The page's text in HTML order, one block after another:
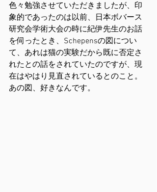
色々勉強させていただきましたが、印
象的であったのは以前、日本ボバース
研究会学術大会の時に紀伊先生のお話
を伺ったとき、Schepensの図につい
て、あれは猫の実験だから既に否定さ
れたとの話をされていたのですが、現
在はやはり見直されているとのこと。
あの図、好きなんです。